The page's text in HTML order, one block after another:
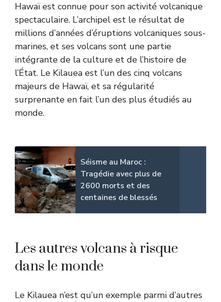
Hawaï est connue pour son activité volcanique
spectaculaire. L’archipel est le résultat de
millions d’années d’éruptions volcaniques sous-
marines, et ses volcans sont une partie
intégrante de la culture et de l’histoire de
l’État. Le Kilauea est l’un des cinq volcans
majeurs de Hawaï, et sa régularité
surprenante en fait l’un des plus étudiés au
monde.
Séisme au Maroc :
Tragédie avec plus de
2600 morts et des
centaines de blessés
Les autres volcans à risque
dans le monde
Le Kilauea n’est qu’un exemple parmi d’autres